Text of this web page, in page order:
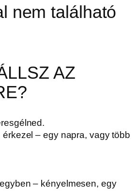
nem található
AZ
– egy napra, vagy több
– kényelmesen, egy